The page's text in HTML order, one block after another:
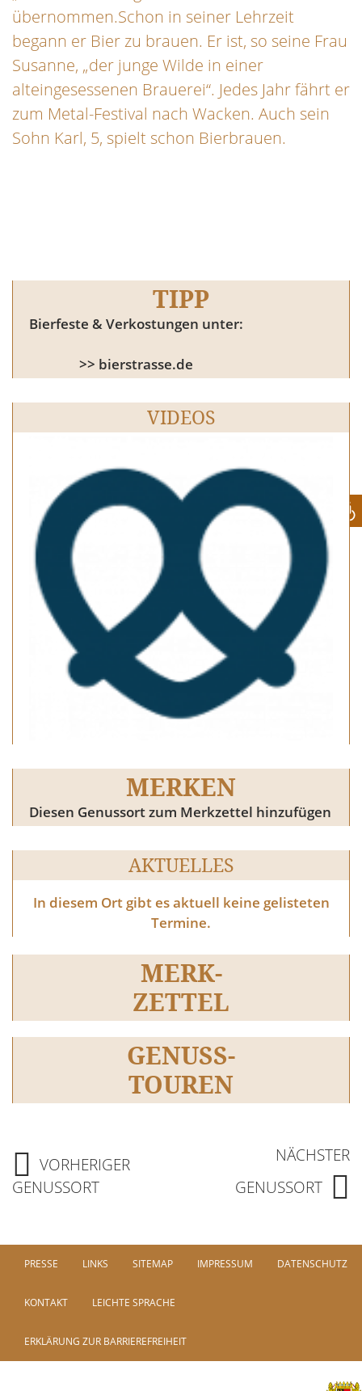
übernommen.Schon in seiner Lehrzeit
begann er Bier zu brauen. Er ist, so seine Frau
Susanne, „der junge Wilde in einer
alteingesessenen Brauerei“. Jedes Jahr fährt er
zum Metal-Festival nach Wacken. Auch sein
Sohn Karl, 5, spielt schon Bierbrauen.
TIPP
Bierfeste & Verkostungen unter:
>> bierstrasse.de
VIDEOS
MERKEN
Diesen Genussort zum Merkzettel hinzufügen
AKTUELLES
In diesem Ort gibt es aktuell keine gelisteten
Termine.
MERK-
ZETTEL
GENUSS-
TOUREN
VORHERIGER
GENUSSORT
NÄCHSTER
GENUSSORT
PRESSE LINKS SITEMAP IMPRESSUM DATENSCHUTZ
KONTAKT LEICHTE SPRACHE
ERKLÄRUNG ZUR BARRIEREFREIHEIT